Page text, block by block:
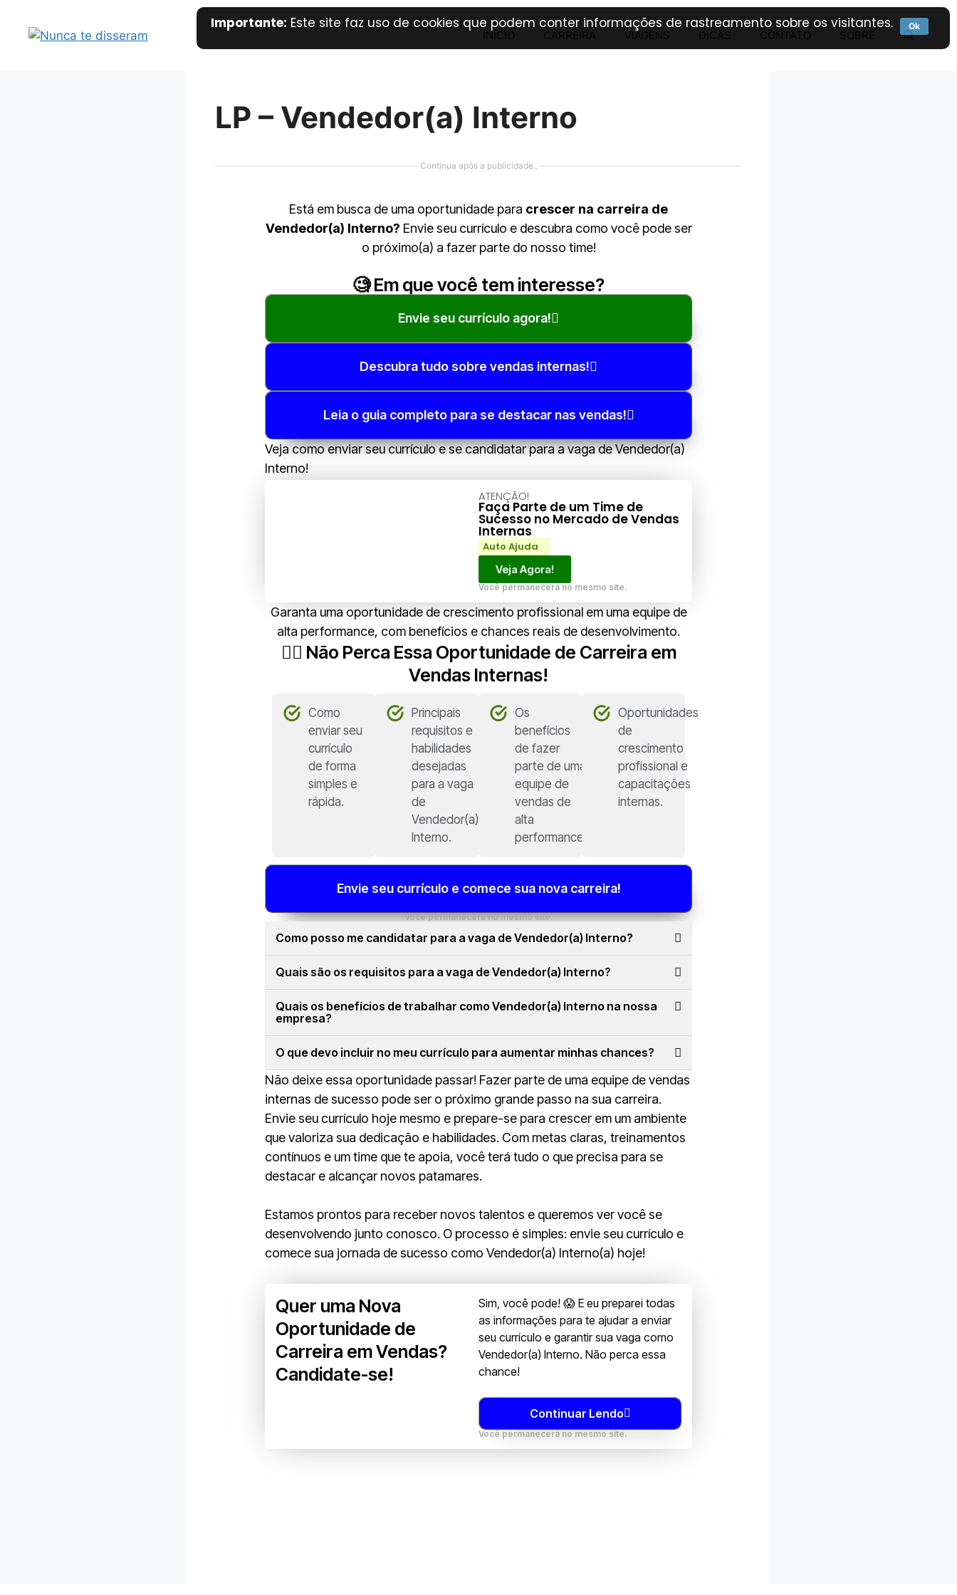
INÍCIO VIAGENS
LP – Vendedor(a) Interno
Continua após a publicidade..
Está em busca de uma oportunidade para crescer na carreira de
Vendedor(a) Interno? Envie seu currículo e descubra como você pode ser
o próximo(a) a fazer parte do nosso time!
🧐 Em que você tem interesse?
Envie seu currículo agora!
Descubra tudo sobre vendas internas!
Leia o guia completo para se destacar nas vendas!
Veja como enviar seu currículo e se candidatar para a vaga de Vendedor(a)
Interno!
ATENÇÃO!
Faça Parte de um Time de
Sucesso no Mercado de Vendas
Internas
Auto Ajuda
Veja Agora!
Você permanecerá no mesmo site.
Garanta uma oportunidade de crescimento profissional em uma equipe de
alta performance, com benefícios e chances reais de desenvolvimento.
👉🏻 Não Perca Essa Oportunidade de Carreira em
Vendas Internas!
Como
enviar seu
currículo
de forma
simples e
rápida.
Principais
requisitos e
habilidades
desejadas
para a vaga
de
Vendedor(a)
Interno.
Os
benefícios
de fazer
parte de uma
equipe de
vendas de
alta
performance.
Oportunidades
de
crescimento
profissional e
capacitações
internas.
Envie seu currículo e comece sua nova carreira!
Você permanecerá no mesmo site.
Como posso me candidatar para a vaga de Vendedor(a) Interno?
Quais são os requisitos para a vaga de Vendedor(a) Interno?
Quais os benefícios de trabalhar como Vendedor(a) Interno na nossa
empresa?
O que devo incluir no meu currículo para aumentar minhas chances?
Não deixe essa oportunidade passar! Fazer parte de uma equipe de vendas
internas de sucesso pode ser o próximo grande passo na sua carreira.
Envie seu currículo hoje mesmo e prepare-se para crescer em um ambiente
que valoriza sua dedicação e habilidades. Com metas claras, treinamentos
contínuos e um time que te apoia, você terá tudo o que precisa para se
destacar e alcançar novos patamares.
Estamos prontos para receber novos talentos e queremos ver você se
desenvolvendo junto conosco. O processo é simples: envie seu currículo e
comece sua jornada de sucesso como Vendedor(a) Interno(a) hoje!
Quer uma Nova
Oportunidade de
Carreira em Vendas?
Candidate-se!
Sim, você pode! 😱 E eu preparei todas
as informações para te ajudar a enviar
seu currículo e garantir sua vaga como
Vendedor(a) Interno. Não perca essa
chance!
Continuar Lendo
Você permanecerá no mesmo site.
Importante: Este site faz uso de cookies que podem conter informações de rastreamento sobre os visitantes. Ok